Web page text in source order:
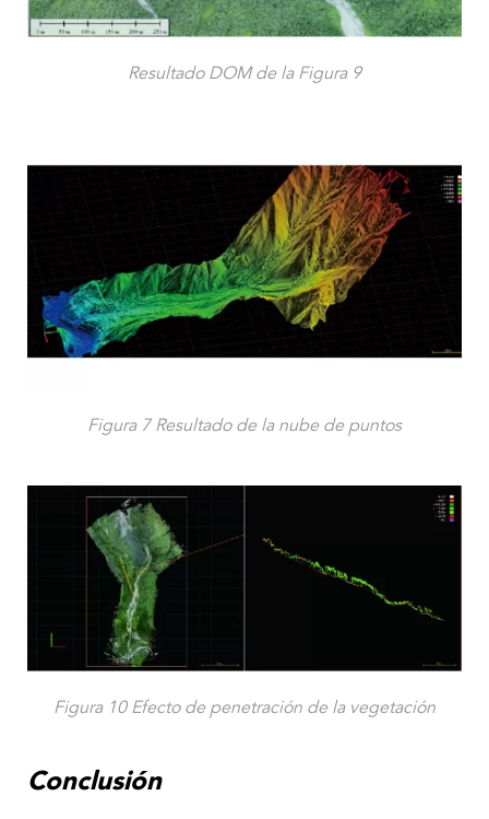
Resultado DOM de la Figura 9
Figura 7 Resultado de la nube de puntos
Figura 10 Efecto de penetración de la vegetación
Conclusión